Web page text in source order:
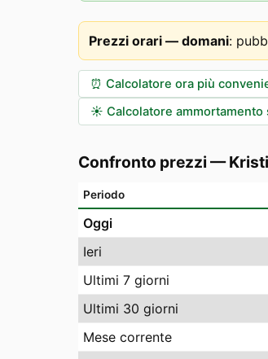
Prezzi orari — domani:
⏰ Calcolatore ora più
☀️ Calcolatore ammortamento
Confronto prezzi —
Periodo
Oggi
Ieri
Ultimi 7 giorni
Ultimi 30 giorni
Mese corrente